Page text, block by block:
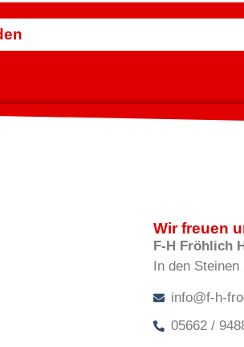
Wir freuen
F-H Fröhlich
In den
info@f-h-
05662 /